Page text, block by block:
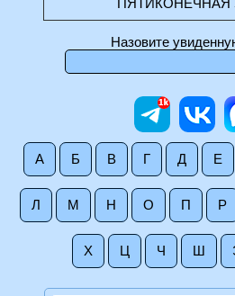
ПЯТИКОНЕЧНАЯ
Назовите
А Б В Г Д Е
Л М Н О П Р
Х Ц Ч Ш